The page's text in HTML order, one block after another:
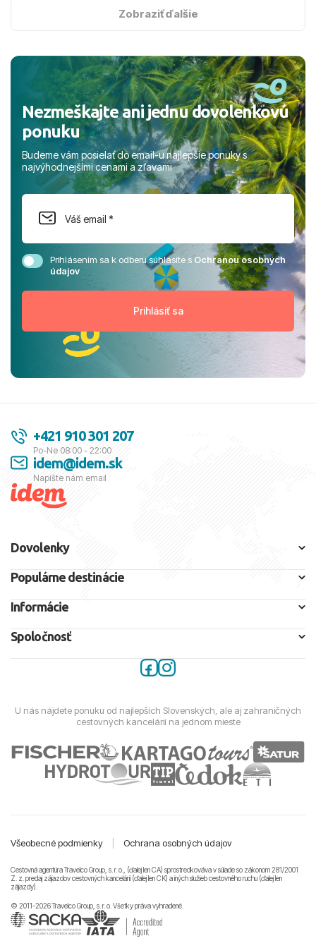
s hviezdičkou. ​Už teraz sa tešíme, kam s nami vyrazíte
Zobraziť ďalšie
Nezmeškajte ani jednu dovolenkovú
ponuku
Budeme vám posielať do email-u najlepšie ponuky s
najvýhodnejšími cenami a zľavami
Prihlásením sa k odberu súhlasíte sOchranou osobných
údajov
+421 910 301 207
Po-Ne 08:00 - 22:00
idem@idem.sk
Napíšte nám email
Dovolenky
Populárne destinácie
Informácie
Spoločnosť
U nás nájdete ponuku od najlepších Slovenských, ale aj zahraničných
cestovných kancelárií na jednom mieste
Všeobecné podmienky Ochrana osobných údajov
Cestovná agentúra Travelco Group, s. r. o., (ďalej len CA) sprostredkováva v súlade so zákonom 281/2001
Z. z. predaj zájazdov cestovných kancelárii (ďalej len CK) a iných služieb cestovného ruchu (ďalej len
zájazdy).
© 2011-2026 Travelco Group, s. r. o. Všetky práva vyhradené.